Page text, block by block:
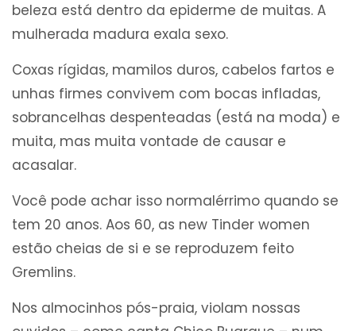
beleza está dentro da epiderme de muitas. A
mulherada madura exala sexo.
Coxas rígidas, mamilos duros, cabelos fartos e
unhas firmes convivem com bocas infladas,
sobrancelhas despenteadas (está na moda) e
muita, mas muita vontade de causar e
acasalar.
Você pode achar isso normalérrimo quando se
tem 20 anos. Aos 60, as new Tinder women
estão cheias de si e se reproduzem feito
Gremlins.
Nos almocinhos pós-praia, violam nossas